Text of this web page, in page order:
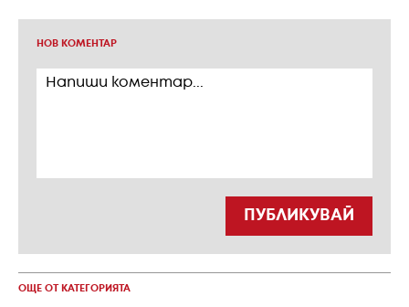
НОВ КОМЕНТАР
ПУБЛИКУВАЙ
ОЩЕ ОТ КАТЕГОРИЯТА